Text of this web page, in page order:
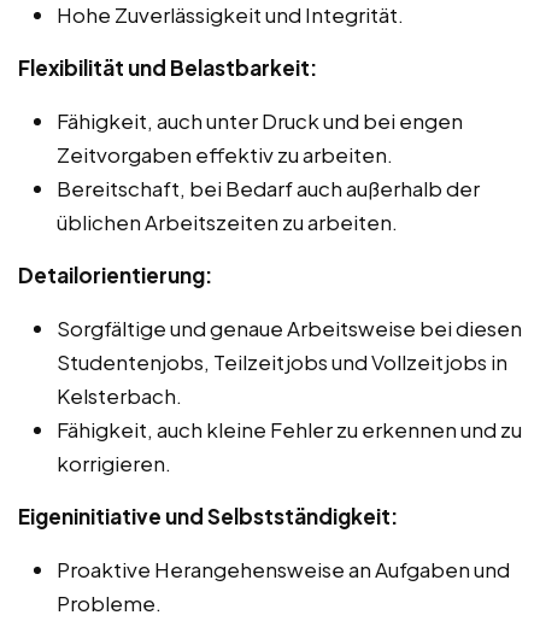
Hohe Zuverlässigkeit und Integrität.
Flexibilität und Belastbarkeit:
Fähigkeit, auch unter Druck und bei engen
Zeitvorgaben effektiv zu arbeiten.
Bereitschaft, bei Bedarf auch außerhalb der
üblichen Arbeitszeiten zu arbeiten.
Detailorientierung:
Sorgfältige und genaue Arbeitsweise bei diesen
Studentenjobs, Teilzeitjobs und Vollzeitjobs in
Kelsterbach.
Fähigkeit, auch kleine Fehler zu erkennen und zu
korrigieren.
Eigeninitiative und Selbstständigkeit:
Proaktive Herangehensweise an Aufgaben und
Probleme.